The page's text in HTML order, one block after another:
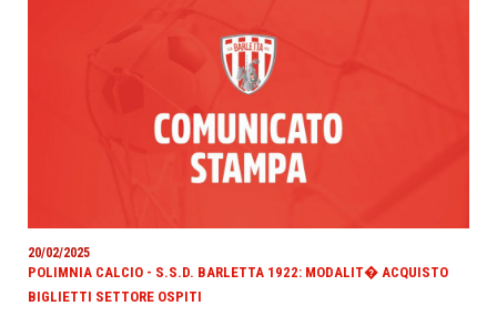
20/02/2025
POLIMNIA CALCIO - S.S.D. BARLETTA 1922: MODALIT� ACQUISTO
BIGLIETTI SETTORE OSPITI